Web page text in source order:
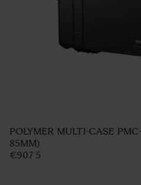
POLYMER MULTI-CASE
85MM)
€907 5